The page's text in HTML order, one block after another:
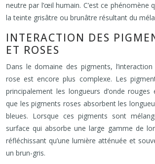
neutre par l’œil humain. C’est ce phénomène
la teinte grisâtre ou brunâtre résultant du
INTERACTION DES
ET ROSES
Dans le domaine des pigments,
rose est encore plus complexe. Les
principalement les longueurs d’onde
que les pigments roses absorbent les
bleues. Lorsque ces pigments sont
surface qui absorbe une large gamme de
réfléchissant qu’une lumière atténuée et
un brun-gris.